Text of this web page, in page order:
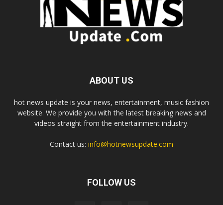
ABOUT US
hot news update is your news, entertainment, music fashion
website. We provide you with the latest breaking news and
videos straight from the entertainment industry.
Contact us: info@hotnewsupdate.com
FOLLOW US